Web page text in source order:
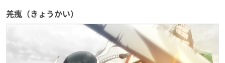
羌瘣（きょうかい）